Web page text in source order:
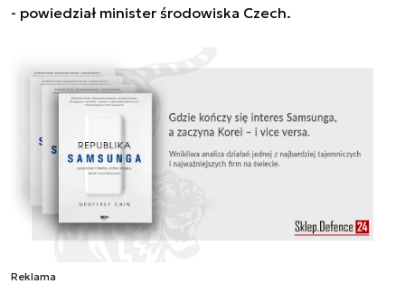
- powiedział minister środowiska Czech.
Reklama